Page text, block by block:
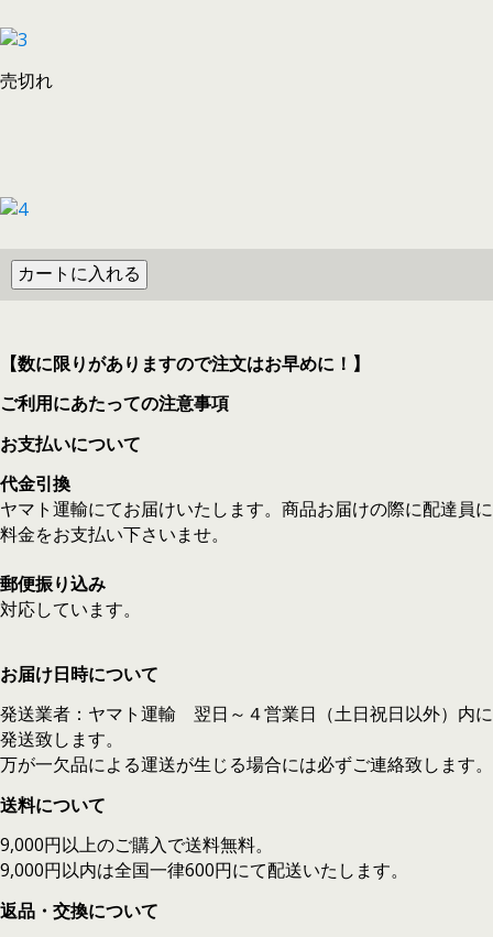
売切れ
【数に限りがありますので注文はお早めに！】
ご利用にあたっての注意事項
お支払いについて
代金引換
ヤマト運輸にてお届けいたします。商品お届けの際に配達員に
料金をお支払い下さいませ。
郵便振り込み
対応しています。
お届け日時について
発送業者：ヤマト運輸 翌日～４営業日（土日祝日以外）内に
発送致します。
万が一欠品による運送が生じる場合には必ずご連絡致します。
送料について
9,000円以上のご購入で送料無料。
9,000円以内は全国一律600円にて配送いたします。
返品・交換について